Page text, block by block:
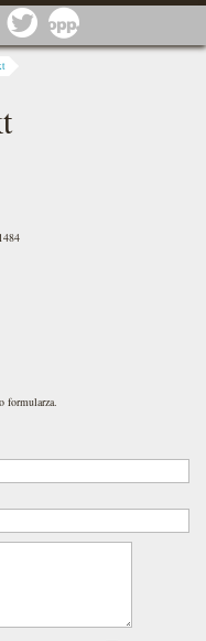
Google Twitter
formularza.